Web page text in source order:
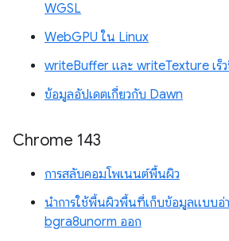
WGSL
WebGPU ใน Linux
writeBuffer และ writeTexture เร็
ข้อมูลอัปเดตเกี่ยวกับ Dawn
Chrome 143
การสลับคอมโพเนนต์พื้นผิว
นำการใช้พื้นผิวพื้นที่เก็บข้อมูลแบบอ่า
bgra8unorm ออก